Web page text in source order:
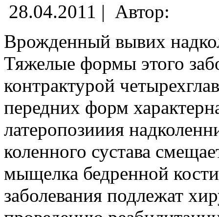
28.04.2011 |
Автор:
Врожденный вывих
Тяжелые формы этого
контрактурой
передних форм
латеропозииия
коленного сустава
мыщелка бедренной
заболевания подлежат